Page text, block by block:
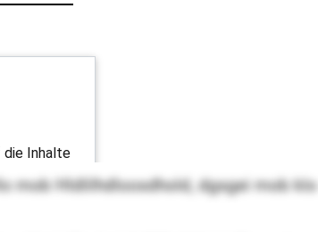
mob Hldlilhdloosdhold, dgsgei mob klo